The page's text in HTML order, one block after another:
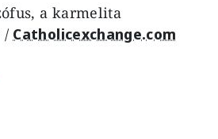
a karmelita
/ Catholicexchange.com